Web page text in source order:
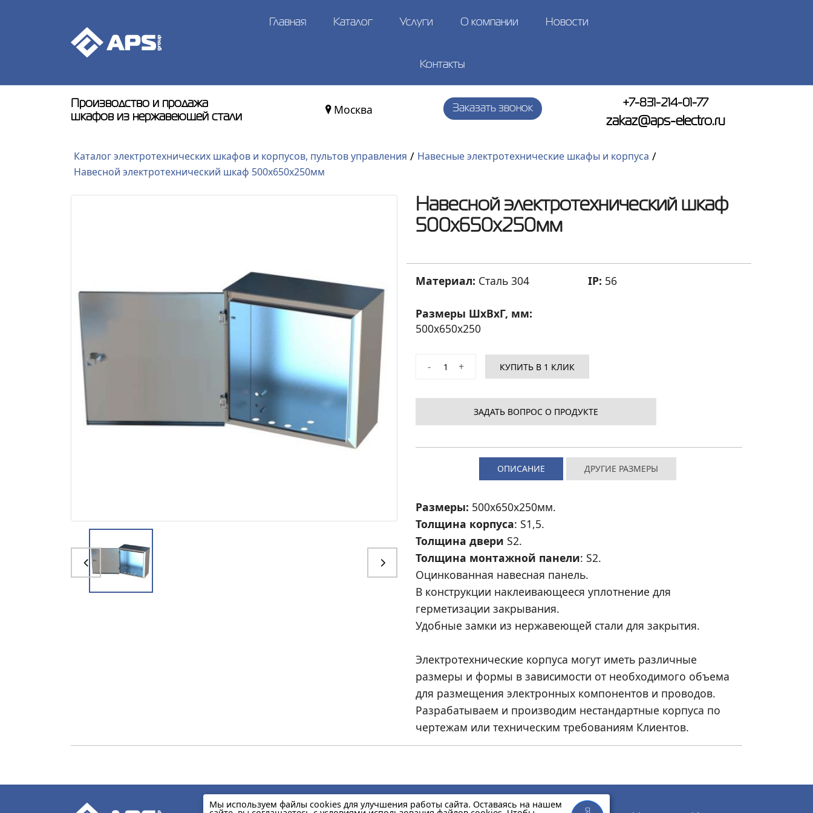
Главная Каталог Услуги О компании Новости
Контакты
Производство и продажа
шкафов из нержавеющей стали
Москва Заказать звонок +7-831-214-01-77
zakaz@aps-electro.ru
Каталог электротехнических шкафов и корпусов, пультов управления / Навесные электротехнические шкафы и корпуса /
Навесной электротехнический шкаф 500x650x250мм
Навесной электротехнический шкаф
500x650x250мм
Материал: Сталь 304
Размеры ШхВхГ, мм:
500x650x250
IP: 56
+
- КУПИТЬ В 1 КЛИК
ЗАДАТЬ ВОПРОС О ПРОДУКТЕ
ОПИСАНИЕ ДРУГИЕ РАЗМЕРЫ
Размеры: 500x650x250мм.
Толщина корпуса: S1,5.
Толщина двери S2.
Толщина монтажной панели: S2.
Оцинкованная навесная панель.
В конструкции наклеивающееся уплотнение для
герметизации закрывания.
Удобные замки из нержавеющей стали для закрытия.
Электротехнические корпуса могут иметь различные
размеры и формы в зависимости от необходимого объема
для размещения электронных компонентов и проводов.
Разрабатываем и производим нестандартные корпуса по
чертежам или техническим требованиям Клиентов.
Мы используем файлы cookies для улучшения работы сайта. Оставаясь на нашем
Я